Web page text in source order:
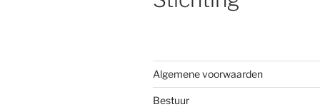
Algemene voorwaarden
Bestuur